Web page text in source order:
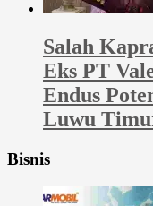
Salah
Eks PT
Endus
Luwu
Bisnis